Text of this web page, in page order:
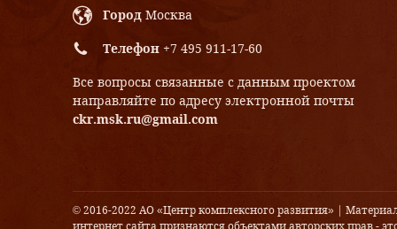
Город Москва
Телефон +7 495 911-17-60
Все вопросы связанные с данным проектом
направляйте по адресу электронной почты
ckr.msk.ru@gmail.com
© 2016-2022 АО «Центр комплексного развития» |